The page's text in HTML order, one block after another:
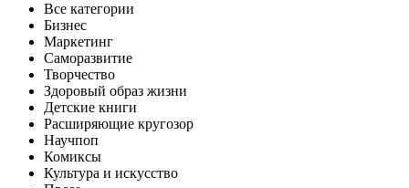
Все категории
Бизнес
Маркетинг
Саморазвитие
Творчество
Здоровый образ жизни
Детские книги
Расширяющие кругозор
Научпоп
Комиксы
Культура и искусство